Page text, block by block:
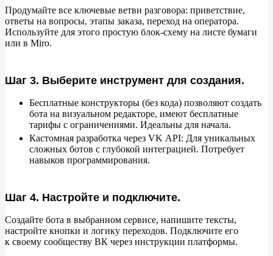
Продумайте все ключевые ветви разговора: приветствие,
ответы на вопросы, этапы заказа, переход на оператора.
Используйте для этого простую блок-схему на листе бумаги
или в Miro.
Шаг 3. Выберите инструмент для создания.
Бесплатные конструкторы (без кода) позволяют создать
бота на визуальном редакторе, имеют бесплатные
тарифы с ограничениями. Идеальны для начала.
Кастомная разработка через VK API: Для уникальных
сложных ботов с глубокой интеграцией. Потребует
навыков программирования.
Шаг 4. Настройте и подключите.
Создайте бота в выбранном сервисе, напишите тексты,
настройте кнопки и логику переходов. Подключите его
к своему сообществу ВК через инструкции платформы.